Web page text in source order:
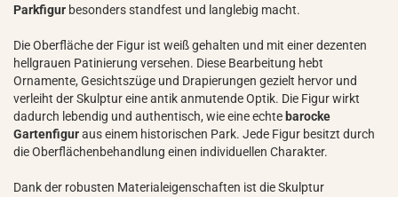
Parkfigur besonders standfest und langlebig macht.
Die Oberfläche der Figur ist weiß gehalten und mit einer dezenten
hellgrauen Patinierung versehen. Diese Bearbeitung hebt
Ornamente, Gesichtszüge und Drapierungen gezielt hervor und
verleiht der Skulptur eine antik anmutende Optik. Die Figur wirkt
dadurch lebendig und authentisch, wie eine echte barocke
Gartenfiguraus einem historischen Park. Jede Figur besitzt durch
die Oberflächenbehandlung einen individuellen Charakter.
Dank der robusten Materialeigenschaften ist die Skulptur